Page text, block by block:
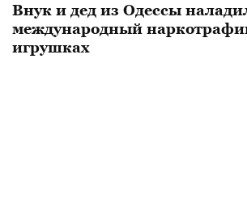
Внук и дед из Одессы
международный
игрушках